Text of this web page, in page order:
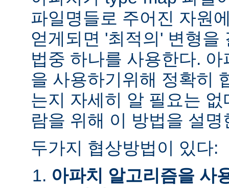
파일명들로 주어진 자원
얻게되면 '최적의' 변형을
법중 하나를 사용한다.
을 사용하기위해 정확히
는지 자세히 알 필요는
람을 위해 이 방법을 설명
두가지 협상방법이 있다:
아파치 알고리즘을 사